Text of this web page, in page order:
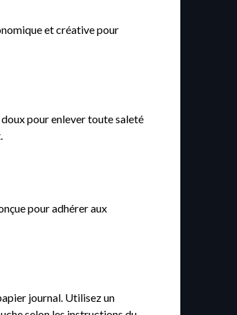
et créative pour
pour enlever toute saleté
pour adhérer aux
journal. Utilisez un